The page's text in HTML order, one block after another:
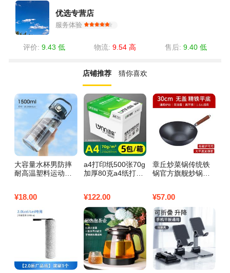
优选专营店
服务体验
评价: 9.43 低 物流: 9.54 高 售后: 9.40 低
店铺推荐 猜你喜欢
大容量水杯男防摔
耐高温塑料运动水
量)1500ML透黑 均
¥18.00
a4打印纸500张70g
加厚80克a4纸打印
打印机纸包邮批发
办公用品整箱凭证3
¥122.00
章丘炒菜锅传统铁
锅官方旗舰炒锅不
锤纹】30无盖-未开
锅
¥57.00